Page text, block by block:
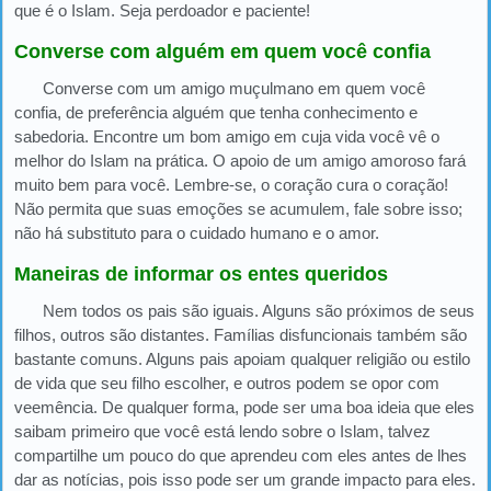
que é o Islam. Seja perdoador e paciente!
Converse com alguém em quem você confia
Converse com um amigo muçulmano em quem você
confia, de preferência alguém que tenha conhecimento e
sabedoria. Encontre um bom amigo em cuja vida você vê o
melhor do Islam na prática. O apoio de um amigo amoroso fará
muito bem para você. Lembre-se, o coração cura o coração!
Não permita que suas emoções se acumulem, fale sobre isso;
não há substituto para o cuidado humano e o amor.
Maneiras de informar os entes queridos
Nem todos os pais são iguais. Alguns são próximos de seus
filhos, outros são distantes. Famílias disfuncionais também são
bastante comuns. Alguns pais apoiam qualquer religião ou estilo
de vida que seu filho escolher, e outros podem se opor com
veemência. De qualquer forma, pode ser uma boa ideia que eles
saibam primeiro que você está lendo sobre o Islam, talvez
compartilhe um pouco do que aprendeu com eles antes de lhes
dar as notícias, pois isso pode ser um grande impacto para eles.